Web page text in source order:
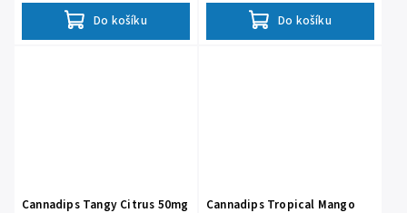
Do košíku Do košíku
Cannadips Tangy Citrus 50mg
Cannadips Tropical Mango